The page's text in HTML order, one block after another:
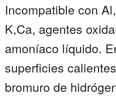
Incompatible con
K,Ca, agentes
amoníaco líquido.
superficies
bromuro de